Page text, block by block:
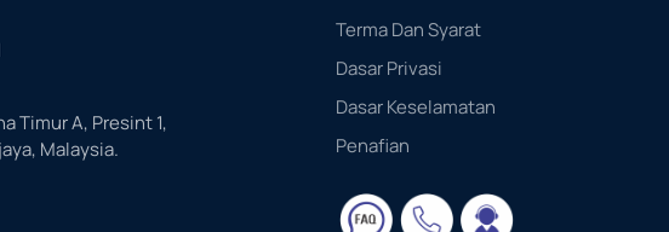
Timur A, Presint 1,
Malaysia.
Terma Dan Syarat
Dasar Privasi
Dasar Keselamatan
Penafian